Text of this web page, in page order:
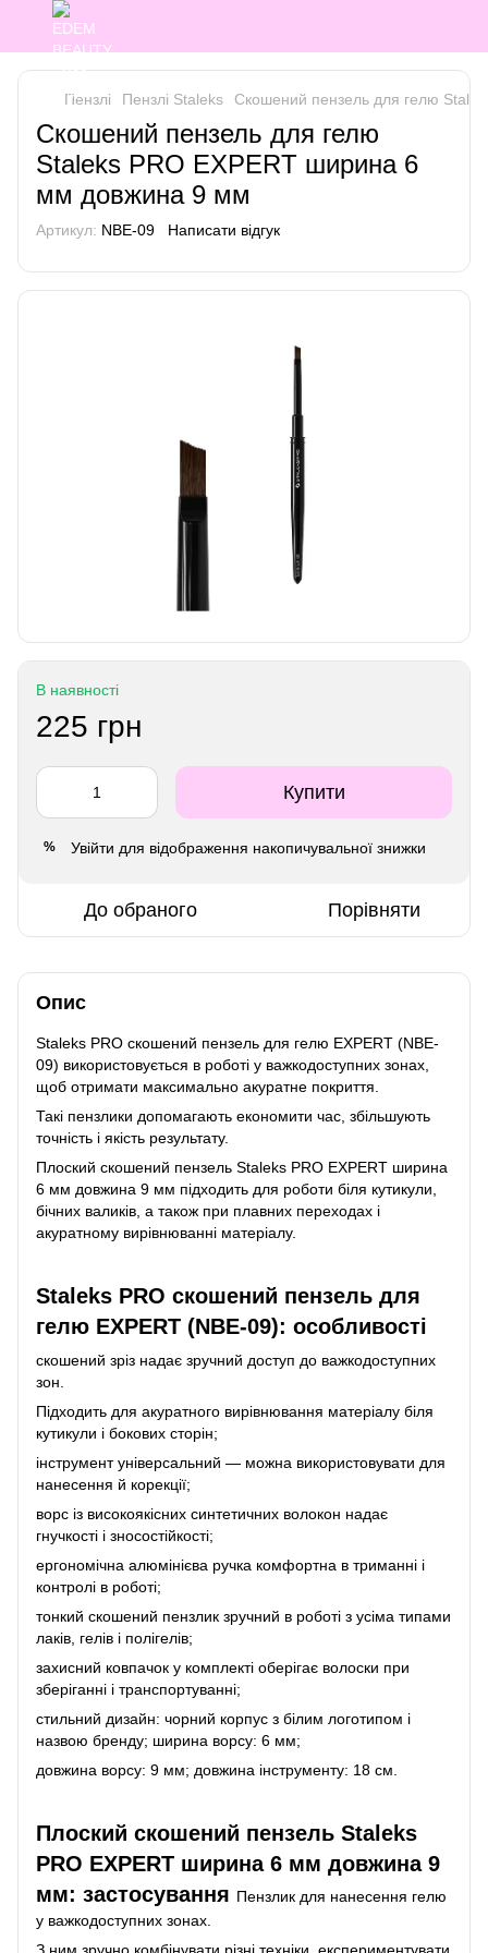
Пензлі Пензлі Staleks Скошений пензель для гелю
Скошений пензель для гелю
Staleks PRO EXPERT ширина 6
мм довжина 9 мм
Артикул: NBE-09 Написати відгук
В наявності
225 грн
Купити
% Увійти для відображення накопичувальної знижки
До обраного Порівняти
Опис
Staleks PRO скошений пензель для гелю EXPERT (NBE-
09) використовується в роботі у важкодоступних зонах,
щоб отримати максимально акуратне покриття.
Такі пензлики допомагають економити час, збільшують
точність і якість результату.
Плоский скошений пензель Staleks PRO EXPERT ширина
6 мм довжина 9 мм підходить для роботи біля кутикули,
бічних валиків, а також при плавних переходах і
акуратному вирівнюванні матеріалу.
Staleks PRO скошений пензель для
гелю EXPERT (NBE-09): особливості
скошений зріз надає зручний доступ до важкодоступних
зон.
Підходить для акуратного вирівнювання матеріалу біля
кутикули і бокових сторін;
інструмент універсальний — можна використовувати для
нанесення й корекції;
ворс із високоякісних синтетичних волокон надає
гнучкості і зносостійкості;
ергономічна алюмінієва ручка комфортна в триманні і
контролі в роботі;
тонкий скошений пензлик зручний в роботі з усіма типами
лаків, гелів і полігелів;
захисний ковпачок у комплекті оберігає волоски при
зберіганні і транспортуванні;
стильний дизайн: чорний корпус з білим логотипом і
назвою бренду; ширина ворсу: 6 мм;
довжина ворсу: 9 мм; довжина інструменту: 18 см.
Плоский скошений пензель Staleks
PRO EXPERT ширина 6 мм довжина 9
мм: застосування Пензлик для нанесення гелю
у важкодоступних зонах.
З ним зручно комбінувати різні техніки, експериментувати